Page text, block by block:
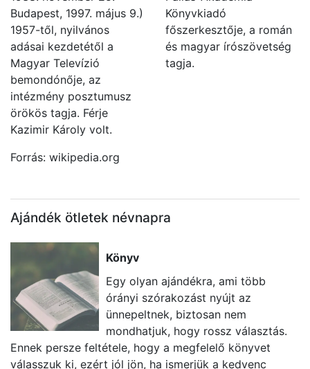
Budapest, 1997. május 9.)
1957-től, nyilvános
adásai kezdetétől a
Magyar Televízió
bemondónője, az
intézmény posztumusz
örökös tagja. Férje
Kazimir Károly volt.
Könyvkiadó
főszerkesztője, a román
és magyar írószövetség
tagja.
Forrás: wikipedia.org
Ajándék ötletek névnapra
Könyv
Egy olyan ajándékra, ami több
órányi szórakozást nyújt az
ünnepeltnek, biztosan nem
mondhatjuk, hogy rossz választás.
Ennek persze feltétele, hogy a megfelelő könyvet
válasszuk ki, ezért jól jön, ha ismerjük a kedvenc